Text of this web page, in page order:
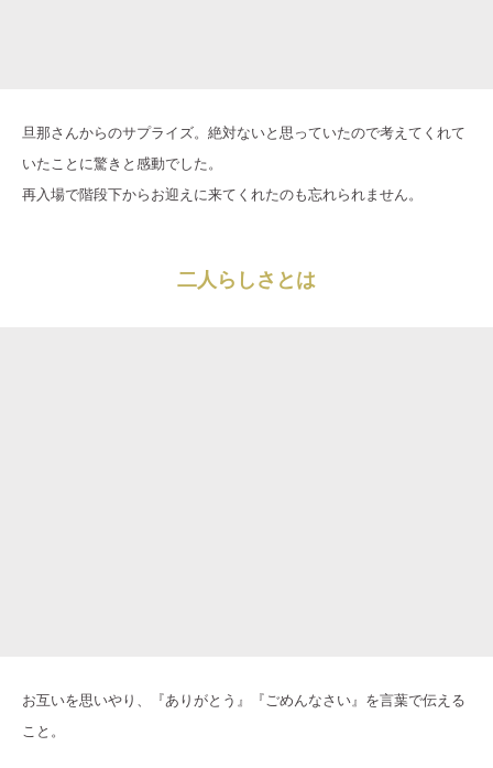
旦那さんからのサプライズ。絶対ないと思っていたので考えてくれて
いたことに驚きと感動でした。
再入場で階段下からお迎えに来てくれたのも忘れられません。
二人らしさとは
お互いを思いやり、『ありがとう』『ごめんなさい』を言葉で伝える
こと。